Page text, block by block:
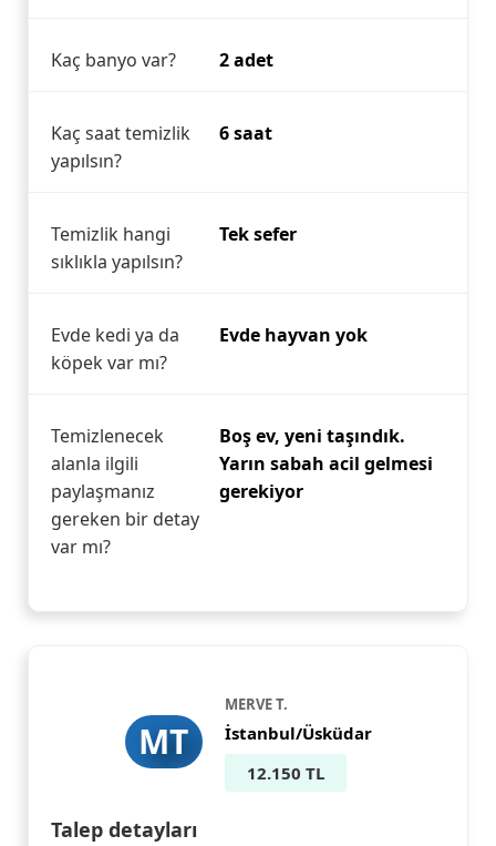
Kaç banyo var? 2 adet
Kaç saat temizlik
yapılsın?
6 saat
Temizlik hangi
sıklıkla yapılsın?
Tek sefer
Evde kedi ya da
köpek var mı?
Evde hayvan yok
Temizlenecek
alanla ilgili
paylaşmanız
gereken bir detay
var mı?
Boş ev, yeni taşındık.
Yarın sabah acil gelmesi
gerekiyor
MT
MERVE T.
İstanbul/Üsküdar
12.150 TL
Talep detayları